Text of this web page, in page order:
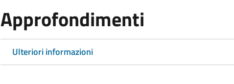
Approfondimenti
Ulteriori informazioni